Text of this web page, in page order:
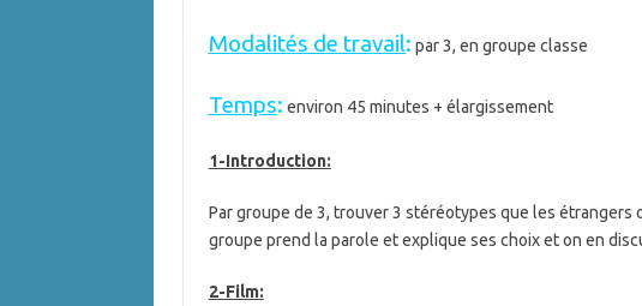
Modalités de travail: par 3, en groupe classe
Temps: environ 45 minutes + élargissement
1-Introduction:
Par groupe de 3, trouver 3 stéréotypes que les étrangers
groupe prend la parole et explique ses choix et on en
2-Film: